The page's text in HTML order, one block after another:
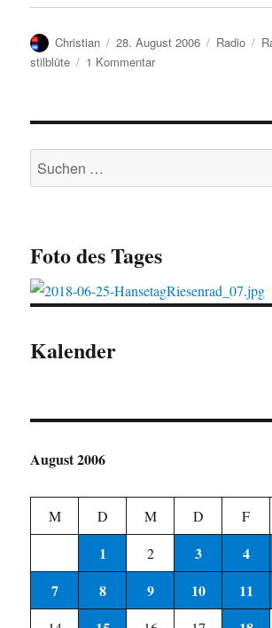
Autor
Christian
Veröffentlicht
am
28. August 2006 Kategorien
Radio
stilblüte
1 Kommentarzu
Suchen
nach:
Foto des Tages
Kalender
August 2006
M D M D F
1 2 3 4
7
8 9 10 11